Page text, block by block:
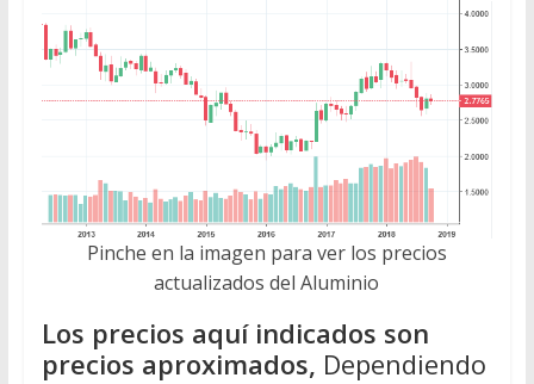
Pinche en la imagen para ver los precios
actualizados del Aluminio
Los precios aquí indicados son
precios aproximados, Dependiendo